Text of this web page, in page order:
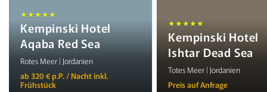
★★★★★
Kempinski Hotel
Aqaba Red Sea
Rotes Meer | Jordanien
ab 320 € p.P. / Nacht inkl.
Frühstück
★★★★★
Kempinski Hotel
Ishtar Dead Sea
Totes Meer | Jordanien
Preis auf Anfrage